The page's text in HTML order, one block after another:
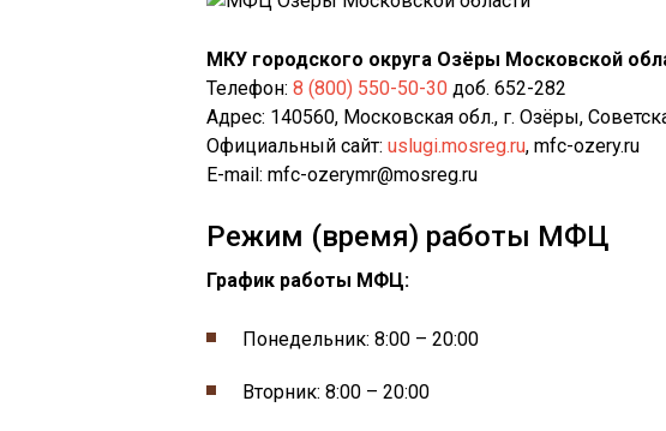
МКУ городского округа Озёры Московской
Телефон: 8 (800) 550-50-30 доб. 652-282
Адрес: 140560, Московская обл., г. Озёры,
Официальный сайт: uslugi.mosreg.ru, mfc-ozery.ru
E-mail: mfc-ozerymr@mosreg.ru
Режим (время) работы МФЦ
График работы МФЦ:
Понедельник: 8:00 – 20:00
Вторник: 8:00 – 20:00